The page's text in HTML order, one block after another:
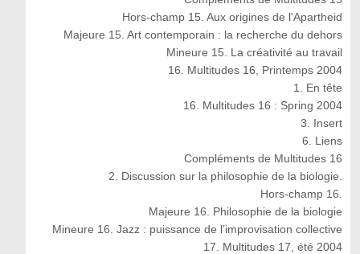
Hors-champ 15. Aux origines de l'Apartheid
Majeure 15. Art contemporain : la recherche du dehors
Mineure 15. La créativité au travail
16. Multitudes 16, Printemps 2004
1. En tête
16. Multitudes 16 : Spring 2004
3. Insert
6. Liens
Compléments de Multitudes 16
2. Discussion sur la philosophie de la biologie.
Hors-champ 16.
Majeure 16. Philosophie de la biologie
Mineure 16. Jazz : puissance de l’improvisation collective
17. Multitudes 17, été 2004